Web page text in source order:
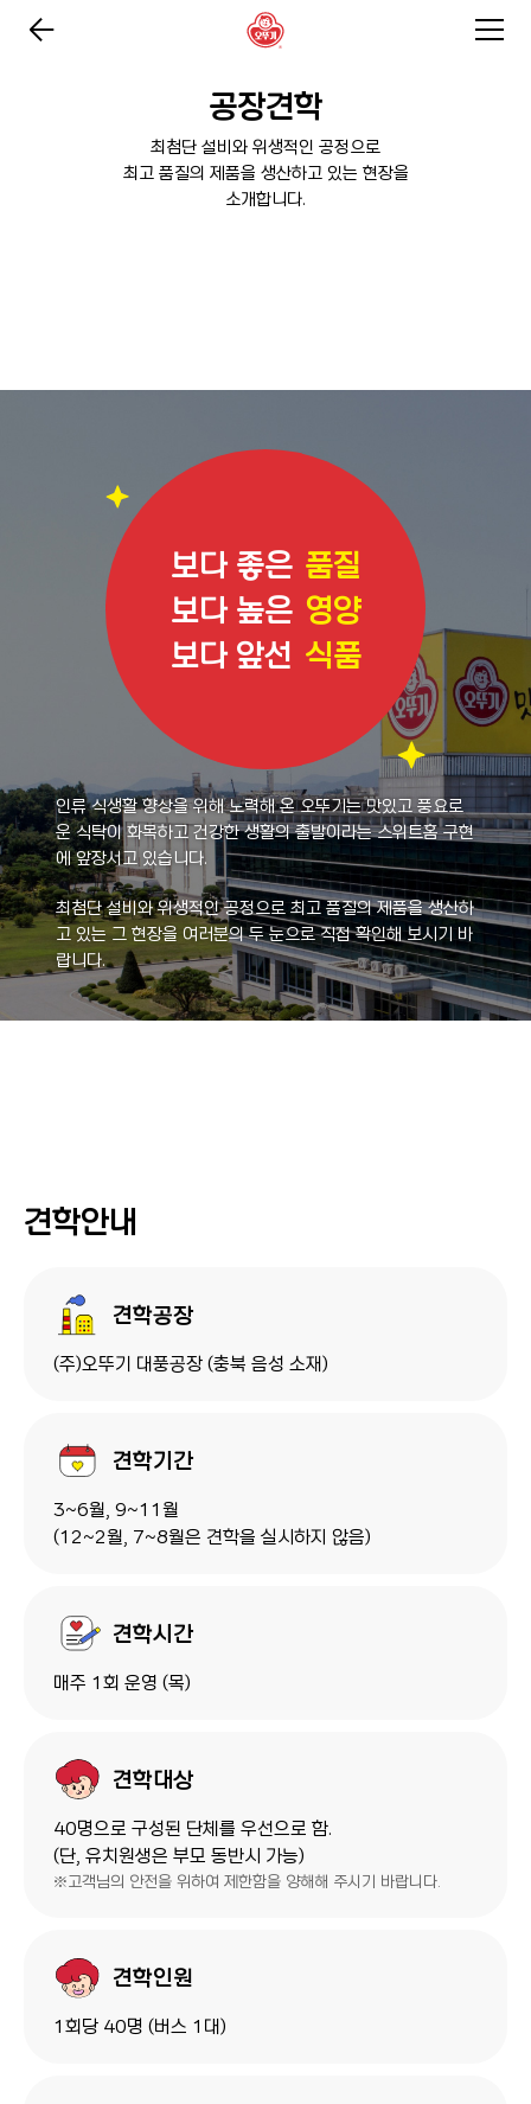
공장견학
최첨단 설비와 위생적인 공정으로
최고 품질의 제품을 생산하고 있는 현장을
소개합니다.
보다 좋은 품질
보다 높은 영양
보다 앞선 식품
인류 식생활 향상을 위해 노력해 온 오뚜기는맛있고 풍요로
운 식탁이 화목하고 건강한 생활의 출발이라는스위트홈 구현
에 앞장서고 있습니다.
최첨단 설비와 위생적인 공정으로 최고 품질의 제품을 생산하
고 있는 그 현장을 여러분의 두 눈으로 직접 확인해 보시기 바
랍니다.
견학안내
견학공장
(주)오뚜기 대풍공장 (충북 음성 소재)
견학기간
3~6월, 9~11월
(12~2월, 7~8월은 견학을 실시하지 않음)
견학시간
매주 1회 운영 (목)
견학대상
40명으로 구성된 단체를 우선으로 함.
(단, 유치원생은 부모 동반시 가능)
※고객님의 안전을 위하여 제한함을 양해해 주시기 바랍니다.
견학인원
1회당 40명 (버스 1대)